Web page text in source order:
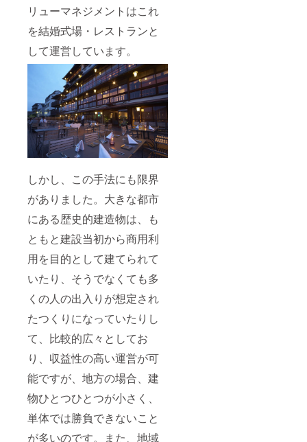
リューマネジメントはこれ
を結婚式場・レストランと
して運営しています。
しかし、この手法にも限界
がありました。大きな都市
にある歴史的建造物は、も
ともと建設当初から商用利
用を目的として建てられて
いたり、そうでなくても多
くの人の出入りが想定され
たつくりになっていたりし
て、比較的広々としてお
り、収益性の高い運営が可
能ですが、地方の場合、建
物ひとつひとつが小さく、
単体では勝負できないこと
が多いのです。また、地域